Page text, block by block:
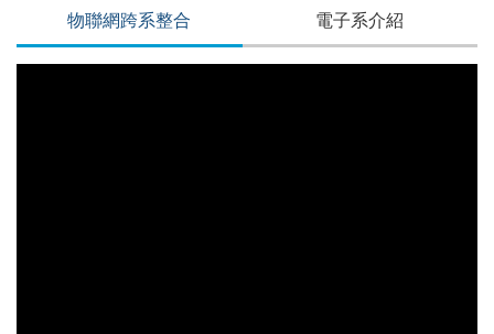
物聯網跨系整合 電子系介紹